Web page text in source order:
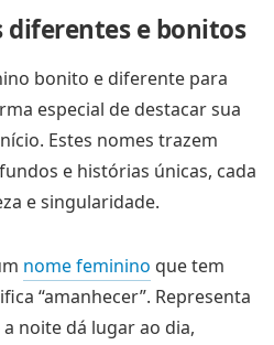
diferentes e bonitos
bonito e diferente para
especial de destacar sua
Estes nomes trazem
e histórias únicas, cada
e singularidade.
nome feminino que tem
“amanhecer”. Representa
noite dá lugar ao dia,